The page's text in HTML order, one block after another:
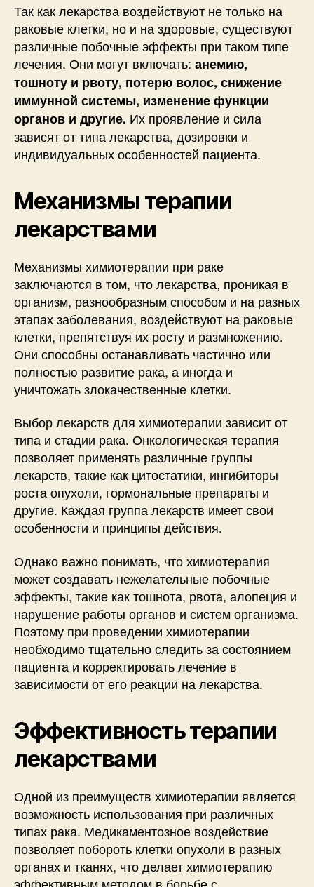
Так как лекарства воздействуют не только на
раковые клетки, но и на здоровые, существуют
различные побочные эффекты при таком типе
лечения. Они могут включать: анемию,
тошноту и рвоту, потерю волос, снижение
иммунной системы, изменение функции
органов и другие. Их проявление и сила
зависят от типа лекарства, дозировки и
индивидуальных особенностей пациента.
Механизмы терапии
лекарствами
Механизмы химиотерапии при раке
заключаются в том, что лекарства, проникая в
организм, разнообразным способом и на разных
этапах заболевания, воздействуют на раковые
клетки, препятствуя их росту и размножению.
Они способны останавливать частично или
полностью развитие рака, а иногда и
уничтожать злокачественные клетки.
Выбор лекарств для химиотерапии зависит от
типа и стадии рака. Онкологическая терапия
позволяет применять различные группы
лекарств, такие как цитостатики, ингибиторы
роста опухоли, гормональные препараты и
другие. Каждая группа лекарств имеет свои
особенности и принципы действия.
Однако важно понимать, что химиотерапия
может создавать нежелательные побочные
эффекты, такие как тошнота, рвота, алопеция и
нарушение работы органов и систем организма.
Поэтому при проведении химиотерапии
необходимо тщательно следить за состоянием
пациента и корректировать лечение в
зависимости от его реакции на лекарства.
Эффективность терапии
лекарствами
Одной из преимуществ химиотерапии является
возможность использования при различных
типах рака. Медикаментозное воздействие
позволяет побороть клетки опухоли в разных
органах и тканях, что делает химиотерапию
эффективным методом в борьбе с